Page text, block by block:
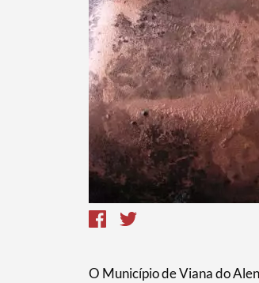
O Município de Viana do